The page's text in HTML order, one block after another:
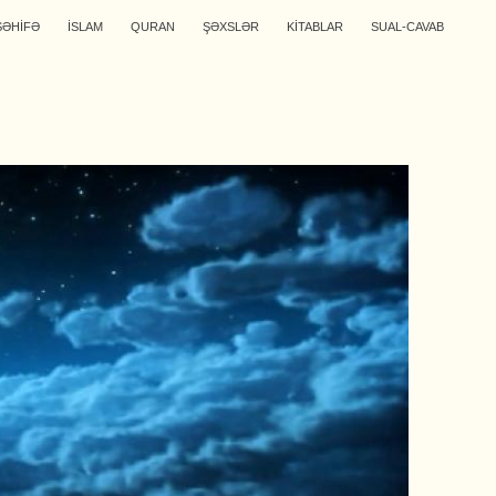
İSLAM QURAN ŞƏXSLƏR KİTABLAR SUAL-CAVAB